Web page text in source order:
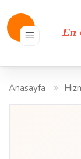
Anasayfa